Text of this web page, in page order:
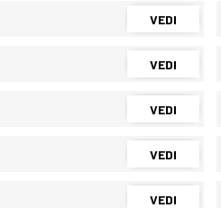
VEDI
VEDI
VEDI
VEDI
VEDI